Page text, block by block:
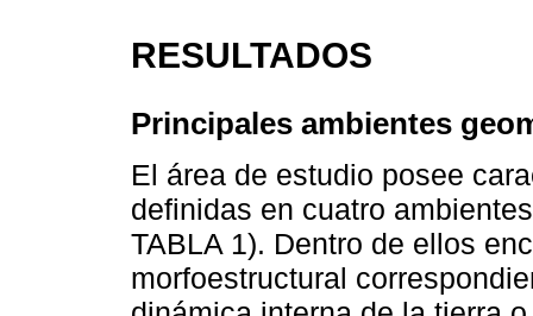
RESULTADOS
Principales ambientes
El área de estudio posee
definidas en cuatro
TABLA 1). Dentro de ellos
morfoestructural